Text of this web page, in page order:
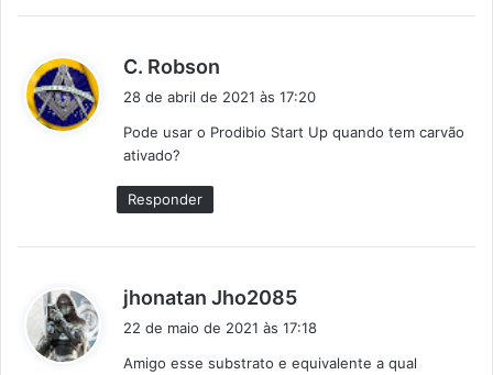
C. Robson
s
28 de abril de 2021 às 17:20
Pode usar o Prodibio Start Up quando tem carvão
ativado?
Responder
jhonatan Jho2085
s
22 de maio de 2021 às 17:18
Amigo esse substrato e equivalente a qual